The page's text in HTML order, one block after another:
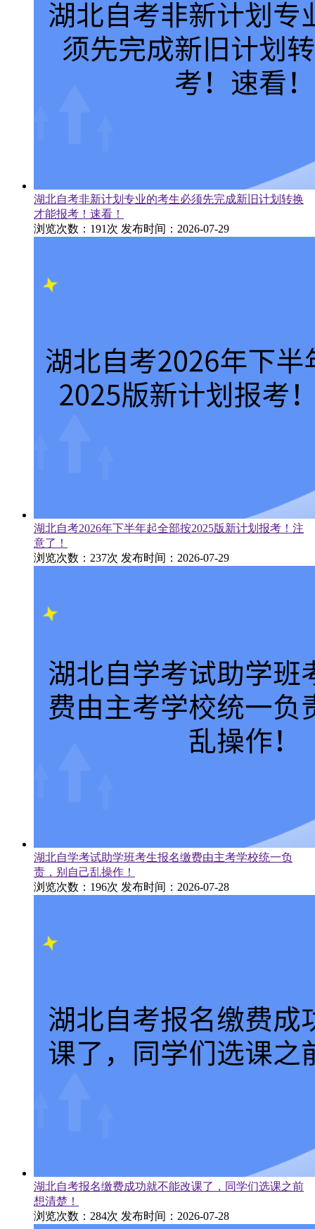
湖北自考非新计划专业的考生必须先完成新旧计划转换
才能报考！速看！
浏览次数：191次 发布时间：2026-07-29
湖北自考2026年下半年起全部按2025版新计划报考！注
意了！
浏览次数：237次 发布时间：2026-07-29
湖北自学考试助学班考生报名缴费由主考学校统一负
责，别自己乱操作！
浏览次数：196次 发布时间：2026-07-28
湖北自考报名缴费成功就不能改课了，同学们选课之前
想清楚！
浏览次数：284次 发布时间：2026-07-28